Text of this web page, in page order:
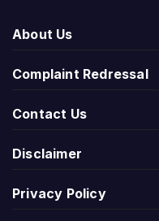
About Us
Complaint Redressal
Contact Us
Disclaimer
Privacy Policy